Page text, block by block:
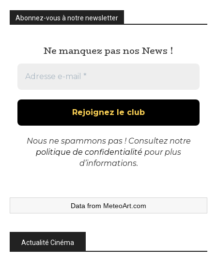
Abonnez-vous à notre newsletter
Ne manquez pas nos News !
Nous ne spammons pas ! Consultez notre
politique de confidentialité pour plus
d’informations.
Data from MeteoArt.com
Actualité Cinéma